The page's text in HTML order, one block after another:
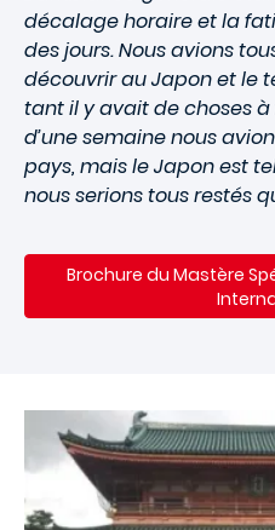
décalage horaire et la
des jours. Nous avions
découvrir au Japon et le
tant il y avait de choses
d’une semaine nous
pays, mais le Japon est
nous serions tous restés
Brochure du Mastère